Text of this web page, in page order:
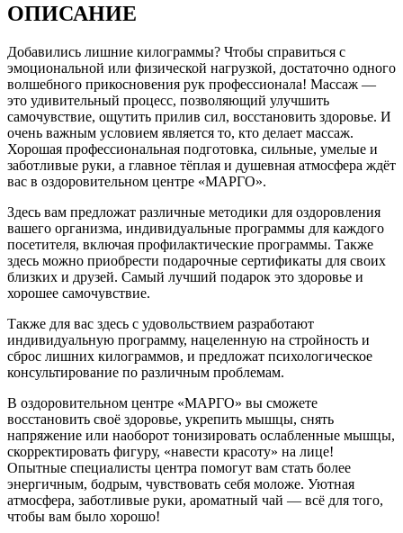
ОПИСАНИЕ
Добавились лишние килограммы? Чтобы справиться с
эмоциональной или физической нагрузкой, достаточно одного
волшебного прикосновения рук профессионала! Массаж —
это удивительный процесс, позволяющий улучшить
самочувствие, ощутить прилив сил, восстановить здоровье. И
очень важным условием является то, кто делает массаж.
Хорошая профессиональная подготовка, сильные, умелые и
заботливые руки, а главное тёплая и душевная атмосфера ждёт
вас в оздоровительном центре «МАРГО».
Здесь вам предложат различные методики для оздоровления
вашего организма, индивидуальные программы для каждого
посетителя, включая профилактические программы. Также
здесь можно приобрести подарочные сертификаты для своих
близких и друзей. Самый лучший подарок это здоровье и
хорошее самочувствие.
Также для вас здесь с удовольствием разработают
индивидуальную программу, нацеленную на стройность и
сброс лишних килограммов, и предложат психологическое
консультирование по различным проблемам.
В оздоровительном центре «МАРГО» вы сможете
восстановить своё здоровье, укрепить мышцы, снять
напряжение или наоборот тонизировать ослабленные мышцы,
скорректировать фигуру, «навести красоту» на лице!
Опытные специалисты центра помогут вам стать более
энергичным, бодрым, чувствовать себя моложе. Уютная
атмосфера, заботливые руки, ароматный чай — всё для того,
чтобы вам было хорошо!